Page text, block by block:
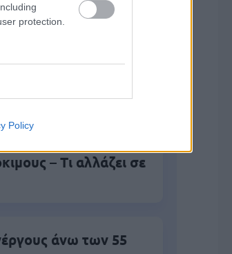
protection.
Policy
της Google
– Τι αλλάζει σε
άνω των 55